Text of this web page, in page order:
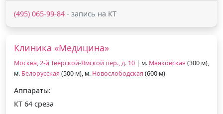
(495) 065-99-84 - запись на КТ
Клиника «Медицина»
Москва, 2-й Тверской-Ямской пер., д. 10 | м. Маяковская (300 м),
м. Белорусская (500 м), м. Новослободская (600 м)
Аппараты:
КТ 64 среза